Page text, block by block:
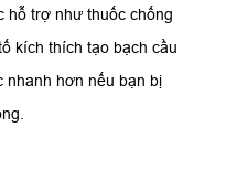
hỗ trợ như thuốc chống
kích thích tạo bạch cầu
nhanh hơn nếu bạn bị